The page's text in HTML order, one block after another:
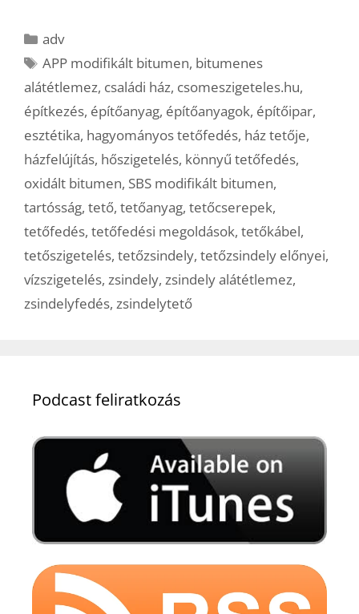
Kategória
adv
Címkék
APP modifikált bitumen, bitumenes
alátétlemez, családi ház, csomeszigeteles.hu,
építkezés, építőanyag, építőanyagok, építőipar,
esztétika, hagyományos tetőfedés, ház tetője,
házfelújítás, hőszigetelés, könnyű tetőfedés,
oxidált bitumen, SBS modifikált bitumen,
tartósság, tető, tetőanyag, tetőcserepek,
tetőfedés, tetőfedési megoldások, tetőkábel,
tetőszigetelés, tetőzsindely, tetőzsindely előnyei,
vízszigetelés, zsindely, zsindely alátétlemez,
zsindelyfedés, zsindelytető
Podcast feliratkozás